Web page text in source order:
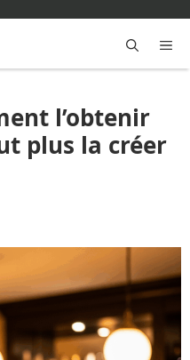
l’obtenir
plus la créer